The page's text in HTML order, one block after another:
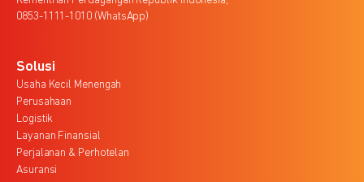
0853-1111-1010 (WhatsApp)
Solusi
Usaha Kecil Menengah
Perusahaan
Logistik
Layanan Finansial
Perjalanan & Perhotelan
Asuransi